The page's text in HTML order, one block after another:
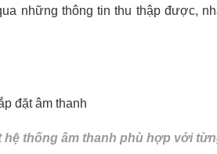
những thông tin thu thập được,
thống âm thanh phù hợp với